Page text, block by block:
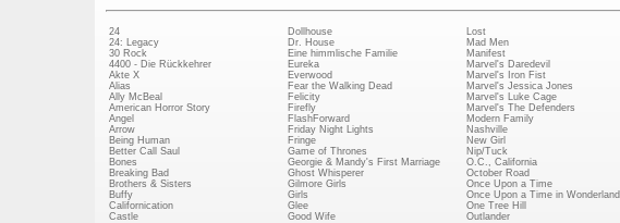
24
24: Legacy
30 Rock
4400 - Die Rückkehrer
Akte X
Alias
Ally McBeal
American Horror Story
Angel
Arrow
Being Human
Better Call Saul
Bones
Breaking Bad
Brothers & Sisters
Buffy
Californication
Castle
Dollhouse
Dr. House
Eine himmlische Familie
Eureka
Everwood
Fear the Walking Dead
Felicity
Firefly
FlashForward
Friday Night Lights
Fringe
Game of Thrones
Georgie & Mandy's First Marriage
Ghost Whisperer
Gilmore Girls
Girls
Glee
Good Wife
Lost
Mad Men
Manifest
Marvel's Daredevil
Marvel's Iron Fist
Marvel's Jessica Jones
Marvel's Luke Cage
Marvel's The Defenders
Modern Family
Nashville
New Girl
Nip/Tuck
O.C., California
October Road
Once Upon a Time
Once Upon a Time in Wonderland
One Tree Hill
Outlander